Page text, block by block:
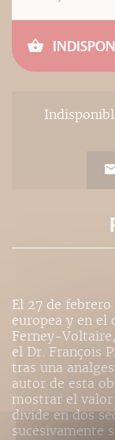
El 27 de
europea y en
Ferney-
el Dr. François
tras una
autor de esta
mostrar el valor
divide en dos
sucesivamente